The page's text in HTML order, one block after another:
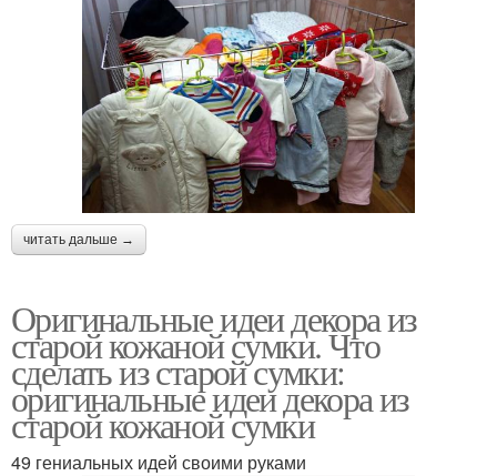
читать дальше →
Оригинальные идеи декора из
старой кожаной сумки. Что
сделать из старой сумки:
оригинальные идеи декора из
старой кожаной сумки
49 гениальных идей своими руками